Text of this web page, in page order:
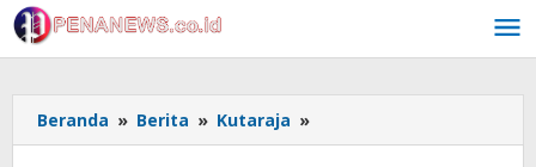
Skip
to
content
Beranda » Berita » Kutaraja »
Nama